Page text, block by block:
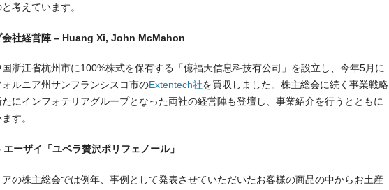
考えています。
会社経営陣 – Huang Xi, John McMahon
浙江省杭州市に100%株式を保有する「億福天信息科技有公司」を設立し、今年5月に
ルニア州サンフランシスコ市のExtentech社を買収しました。株主総会に続く事業戦略
にインフォテリアグループとなった両社の経営陣も登壇し、事業紹介を行うとともに
す。
エーザイ「ユベラ贅沢ポリフェノール」
の株主総会では例年、事例として発表させていただいたお客様の商品の中からお土産